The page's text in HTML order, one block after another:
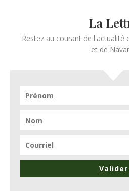
La
Restez au courant de l'actualité
et de
Valider